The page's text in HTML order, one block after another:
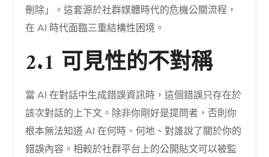
刪除」。這套源於社群媒體時代的危機公關流程，
在 AI 時代面臨三重結構性困境。
2.1 可見性的不對稱
當 AI 在對話中生成錯誤資訊時，這個錯誤只存在於
該次對話的上下文。除非你剛好是提問者，否則你
根本無法知道 AI 在何時、何地、對誰說了關於你的
錯誤內容。相較於社群平台上的公開貼文可以被監